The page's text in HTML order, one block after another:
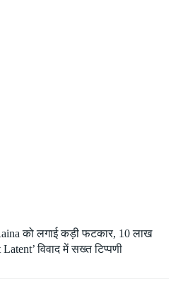
को लगाई कड़ी फटकार, 10 लाख
विवाद में सख्त टिप्पणी